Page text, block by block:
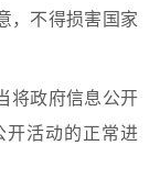
，不得损害国家
将政府信息公开
开活动的正常进